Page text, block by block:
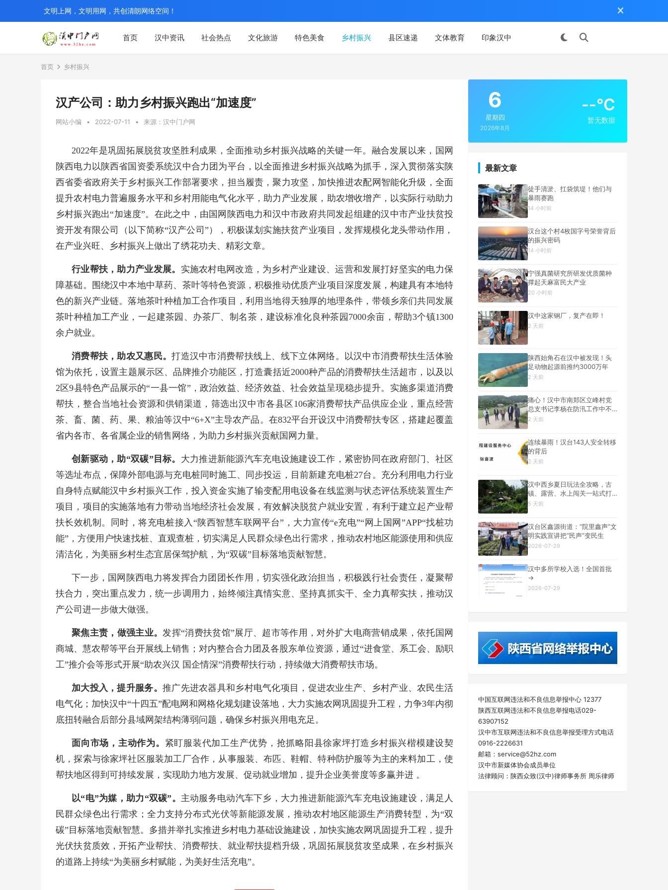
首页 汉中资讯 社会热点 文化旅游 特色美食 乡村振兴 县区速递 文体教育 印象汉中
文明上网，文明用网，共创清朗网络空间！
首页 乡村振兴
汉产公司：助力乡村振兴跑出“加速度”
网站小编 • 2022-07-11 • 来源：汉中门户网
2022年是巩固拓展脱贫攻坚胜利成果，全面推动乡村振兴战略的关键一年。融合发展以来，国网
陕西电力以陕西省国资委系统汉中合力团为平台，以全面推进乡村振兴战略为抓手，深入贯彻落实陕
西省委省政府关于乡村振兴工作部署要求，担当履责，聚力攻坚，加快推进农配网智能化升级，全面
提升农村电力普遍服务水平和乡村用能电气化水平，助力产业发展，助农增收增产，以实际行动助力
乡村振兴跑出“加速度”。在此之中，由国网陕西电力和汉中市政府共同发起组建的汉中市产业扶贫投
资开发有限公司（以下简称“汉产公司”），积极谋划实施扶贫产业项目，发挥规模化龙头带动作用，
在产业兴旺、乡村振兴上做出了绣花功夫、精彩文章。
行业帮扶，助力产业发展。 实施农村电网改造，为乡村产业建设、运营和发展打好坚实的电力保
障基础。围绕汉中本地中草药、茶叶等特色资源，积极推动优质产业项目深度发展，构建具有本地特
色的新兴产业链。落地茶叶种植加工合作项目，利用当地得天独厚的地理条件，带领乡亲们共同发展
茶叶种植加工产业，一起建茶园、办茶厂、制名茶，建设标准化良种茶园7000余亩，帮助3个镇1300
余户就业。
消费帮扶，助农又惠民。打造汉中市消费帮扶线上、线下立体网络。以汉中市消费帮扶生活体验
馆为依托，设置主题展示区、品牌推介功能区，打造囊括近2000种产品的消费帮扶生活超市，以及以
2区9县特色产品展示的“一县一馆”，政治效益、经济效益、社会效益呈现稳步提升。实施多渠道消费
帮扶，整合当地社会资源和供销渠道，筛选出汉中市各县区106家消费帮扶产品供应企业，重点经营
茶、畜、菌、药、果、粮油等汉中“6+X”主导农产品。在832平台开设汉中消费帮扶专区，搭建起覆盖
省内各市、各省属企业的销售网络，为助力乡村振兴贡献国网力量。
创新驱动，助“双碳”目标。 大力推进新能源汽车充电设施建设工作，紧密协同在政府部门、社区
等选址布点，保障外部电源与充电桩同时施工、同步投运，目前新建充电桩27台。充分利用电力行业
自身特点赋能汉中乡村振兴工作，投入资金实施了输变配用电设备在线监测与状态评估系统装置生产
项目，项目的实施落地有力带动当地经济社会发展，有效解决脱贫户就业安置，有利于建立起产业帮
扶长效机制。同时，将充电桩接入“陕西智慧车联网平台”，大力宣传“e充电”“网上国网”APP“找桩功
能”，方便用户快速找桩、直观查桩，切实满足人民群众绿色出行需求，推动农村地区能源使用和供应
清洁化，为美丽乡村生态宜居保驾护航，为“双碳”目标落地贡献智慧。
下一步，国网陕西电力将发挥合力团团长作用，切实强化政治担当，积极践行社会责任，凝聚帮
扶合力，突出重点发力，统一步调用力，始终倾注真情实意、坚持真抓实干、全力真帮实扶，推动汉
产公司进一步做大做强。
聚焦主责，做强主业。发挥“消费扶贫馆”展厅、超市等作用，对外扩大电商营销成果，依托国网
商城、慧农帮等平台开展线上销售；对内整合合力团及各股东单位资源，通过“进食堂、系工会、励职
工”推介会等形式开展“助农兴汉 国企情深”消费帮扶行动，持续做大消费帮扶市场。
加大投入，提升服务。 推广先进农器具和乡村电气化项目，促进农业生产、乡村产业、农民生活
电气化；加快汉中“十四五”配电网和网格化规划建设落地，大力实施农网巩固提升工程，力争3年内彻
底扭转融合后部分县域网架结构薄弱问题，确保乡村振兴用电充足。
面向市场，主动作为。 紧盯服装代加工生产优势，抢抓略阳县徐家坪打造乡村振兴楷模建设契
机，探索与徐家坪社区服装加工厂合作，从事服装、布匹、鞋帽、特种防护服等为主的来料加工，使
帮扶地区得到可持续发展，实现助力地方发展、促动就业增加，提升企业美誉度等多赢并进 。
以“电”为媒，助力“双碳”。 主动服务电动汽车下乡，大力推进新能源汽车充电设施建设，满足人
民群众绿色出行需求；全力支持分布式光伏等新能源发展，推动农村地区能源生产消费转型，为“双
碳”目标落地贡献智慧。多措并举扎实推进乡村电力基础设施建设，加快实施农网巩固提升工程，提升
光伏扶贫质效，开拓产业帮扶、消费帮扶、就业帮扶提档升级，巩固拓展脱贫攻坚成果，在乡村振兴
的道路上持续“为美丽乡村赋能，为美好生活充电”。
6
星期四
2026年8月
--°C
暂无数据
最新文章
徒手清淤、扛袋筑堤！他们与
暴雨赛跑
14 小时前
汉台这个村4枚国字号荣誉背后
的振兴密码
14 小时前
宁强真菌研究所研发优质菌种
撑起天麻富民大产业
20 小时前
汉中这家钢厂，复产在即！
2 天前
陕西始角石在汉中被发现！头
足动物起源前推约3000万年
2 天前
痛心！汉中市南郑区立峰村党
总支书记李杨在防汛工作中不
幸遇难
2 天前
连续暴雨！汉台143人安全转移
的背后
2 天前
汉中西乡夏日玩法全攻略，古
镇、露营、水上闯关一站式打
卡
5 天前
汉台区鑫源街道：“院里鑫声”文
明实践宣讲把“民声”变民生
2026-07-29
汉中多所学校入选！全国首批
→
2026-07-29
中国互联网违法和不良信息举报中心 12377
陕西互联网违法和不良信息举报电话029-
63907152
汉中市互联网违法和不良信息举报受理方式电话
0916-2226631
邮箱：service@52hz.com
汉中市新媒体协会成员单位
法律顾问：陕西众致(汉中)律师事务所 周乐律师